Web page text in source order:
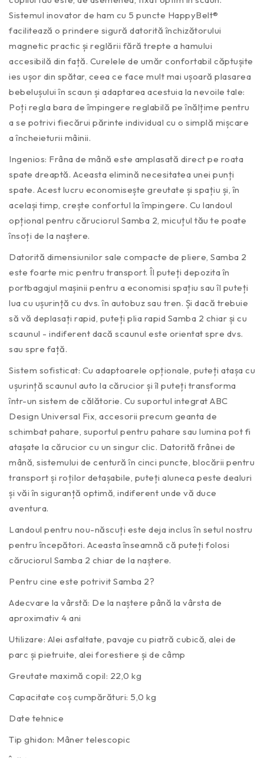
Sistemul inovator de ham cu 5 puncte HappyBelt®
facilitează o prindere sigură datorită închizătorului
magnetic practic și reglării fără trepte a hamului
accesibilă din față. Curelele de umăr confortabil căptușite
ies ușor din spătar, ceea ce face mult mai ușoară plasarea
bebelușului în scaun și adaptarea acestuia la nevoile tale:
Poți regla bara de împingere reglabilă pe înălțime pentru
a se potrivi fiecărui părinte individual cu o simplă mișcare
a încheieturii mâinii.
Ingenios: Frâna de mână este amplasată direct pe roata
spate dreaptă. Aceasta elimină necesitatea unei punți
spate. Acest lucru economisește greutate și spațiu și, în
același timp, crește confortul la împingere. Cu landoul
opțional pentru căruciorul Samba 2, micuțul tău te poate
însoți de la naștere.
Datorită dimensiunilor sale compacte de pliere, Samba 2
este foarte mic pentru transport. Îl puteți depozita în
portbagajul mașinii pentru a economisi spațiu sau îl puteți
lua cu ușurință cu dvs. în autobuz sau tren. Și dacă trebuie
să vă deplasați rapid, puteți plia rapid Samba 2 chiar și cu
scaunul - indiferent dacă scaunul este orientat spre dvs.
sau spre față.
Sistem sofisticat: Cu adaptoarele opționale, puteți atașa cu
ușurință scaunul auto la cărucior și îl puteți transforma
într-un sistem de călătorie. Cu suportul integrat ABC
Design Universal Fix, accesorii precum geanta de
schimbat pahare, suportul pentru pahare sau lumina pot fi
atașate la cărucior cu un singur clic. Datorită frânei de
mână, sistemului de centură în cinci puncte, blocării pentru
transport și roților detașabile, puteți aluneca peste dealuri
și văi în siguranță optimă, indiferent unde vă duce
aventura.
Landoul pentru nou-născuți este deja inclus în setul nostru
pentru începători. Aceasta înseamnă că puteți folosi
căruciorul Samba 2 chiar de la naștere.
Pentru cine este potrivit Samba 2?
Adecvare la vârstă: De la naștere până la vârsta de
aproximativ 4 ani
Utilizare: Alei asfaltate, pavaje cu piatră cubică, alei de
parc și pietruite, alei forestiere și de câmp
Greutate maximă copil: 22,0 kg
Capacitate coș cumpărături: 5,0 kg
Date tehnice
Tip ghidon: Mâner telescopic